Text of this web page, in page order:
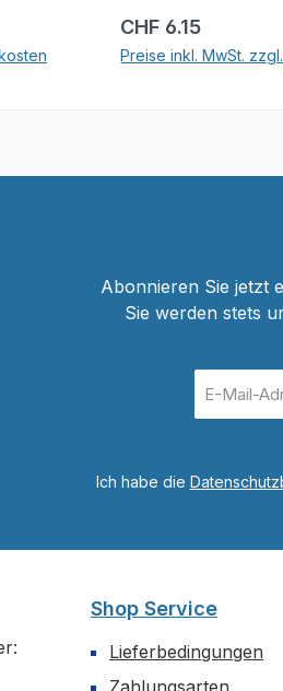
Regulärer Preis:
CHF 6.15
Preise inkl. MwSt.
Abonnieren Sie jetzt
Sie werden stets
Mail-
Adresse
Ich habe die
Shop Service
Lieferbedingungen
Zahlungsarten